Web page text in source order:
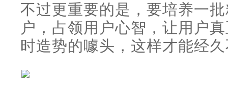
不过更重要的是，要培养一
户，占领用户心智，让用户
时造势的噱头，这样才能经